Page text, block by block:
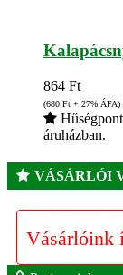
864 Ft
(680 Ft + 27% ÁFA)
áruházban.
VÁSÁRLÓI
Vásárlóink